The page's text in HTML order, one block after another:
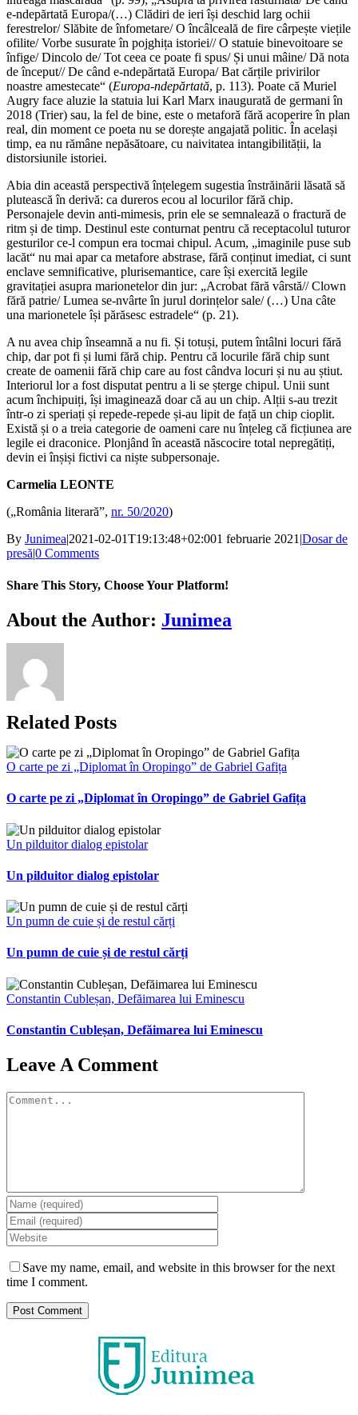
e-ndepărtată Europa/(…) Clădiri de ieri își deschid larg ochii
ferestrelor/ Slăbite de înfometare/ O încâlceală de fire cârpește viețile
ofilite/ Vorbe susurate în pojghița istoriei// O statuie binevoitoare se
înfige/ Dincolo de/ Tot ceea ce poate fi spus/ Și unui mâine/ Dă nota
de început// De când e-ndepărtată Europa/ Bat cărțile privirilor
noastre amestecate“ (Europa-ndepărtată, p. 113). Poate că Muriel
Augry face aluzie la statuia lui Karl Marx inaugurată de germani în
2018 (Trier) sau, la fel de bine, este o metaforă fără acoperire în plan
real, din moment ce poeta nu se dorește angajată politic. În același
timp, ea nu rămâne nepăsătoare, cu naivitatea intangibilității, la
distorsiunile istoriei.
Abia din această perspectivă înțelegem sugestia înstrăinării lăsată să
plutească în derivă: ca dureros ecou al locurilor fără chip.
Personajele devin anti-mimesis, prin ele se semnalează o fractură de
ritm și de timp. Destinul este conturnat pentru că receptacolul tuturor
gesturilor ce-l compun era tocmai chipul. Acum, „imaginile puse sub
lacăt“ nu mai apar ca metafore abstrase, fără conținut imediat, ci sunt
enclave semnificative, plurisemantice, care își exercită legile
gravitației asupra marionetelor din jur: „Acrobat fără vârstă// Clown
fără patrie/ Lumea se-nvârte în jurul dorințelor sale/ (…) Una câte
una marionetele își părăsesc estradele“ (p. 21).
A nu avea chip înseamnă a nu fi. Și totuși, putem întâlni locuri fără
chip, dar pot fi și lumi fără chip. Pentru că locurile fără chip sunt
create de oamenii fără chip care au fost cândva locuri și nu au știut.
Interiorul lor a fost disputat pentru a li se șterge chipul. Unii sunt
acum închipuiți, își imaginează doar că au un chip. Alții s-au trezit
într-o zi speriați și repede-repede și-au lipit de față un chip cioplit.
Există și o a treia categorie de oameni care nu înțeleg că ficțiunea are
legile ei draconice. Plonjând în această născocire total nepregătiți,
devin ei înșiși fictivi ca niște subpersonaje.
Carmelia LEONTE
(„România literară”, nr. 50/2020)
By Junimea|2021-02-01T19:13:48+02:001 februarie 2021|Dosar de
presă|0 Comments
Share This Story, Choose Your Platform!
Facebook
X
Bluesky
Reddit
LinkedIn
WhatsApp
Telegram
Tumblr
Xing
Email
Copy
Link
About the Author: Junimea
Related Posts
O carte pe zi „Diplomat în Oropingo” de Gabriel Gafița
O carte pe zi „Diplomat în Oropingo” de Gabriel Gafița
Un pilduitor dialog epistolar
Un pilduitor dialog epistolar
Un pumn de cuie și de restul cărți
Un pumn de cuie și de restul cărți
Constantin Cubleșan, Defăimarea lui Eminescu
Constantin Cubleșan, Defăimarea lui Eminescu
Leave A Comment
Comment
Save my name, email, and website in this browser for the next
time I comment.